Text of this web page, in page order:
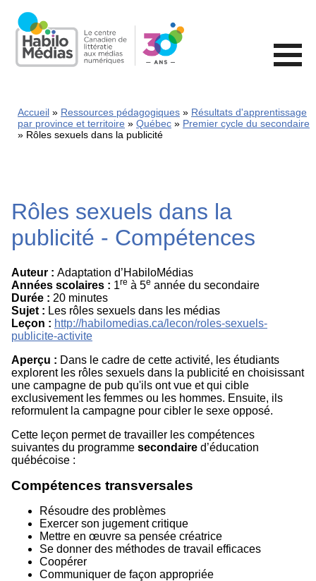
main
content
Accueil Ressources pédagogiques
Résultats d'apprentissage
par province et territoire
Québec
Premier cycle du secondaire
Rôles sexuels dans la publicité
Rôles sexuels dans la
publicité - Compétences
Auteur : Adaptation d’HabiloMédias
Années scolaires : 1re à 5e année du secondaire
Durée : 20 minutes
Sujet : Les rôles sexuels dans les médias
Leçon : http://habilomedias.ca/lecon/roles-sexuels-
publicite-activite
Aperçu : Dans le cadre de cette activité, les étudiants
explorent les rôles sexuels dans la publicité en choisissant
une campagne de pub qu'ils ont vue et qui cible
exclusivement les femmes ou les hommes. Ensuite, ils
reformulent la campagne pour cibler le sexe opposé.
Cette leçon permet de travailler les compétences
suivantes du programme secondaire d’éducation
québécoise :
Compétences transversales
Résoudre des problèmes
Exercer son jugement critique
Mettre en œuvre sa pensée créatrice
Se donner des méthodes de travail efficaces
Coopérer
Communiquer de façon appropriée